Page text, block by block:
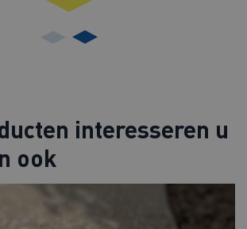
interesseren u
ook